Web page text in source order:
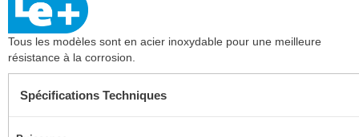
Tous les modèles sont en acier inoxydable pour une meilleure
résistance à la corrosion.
Spécifications Techniques